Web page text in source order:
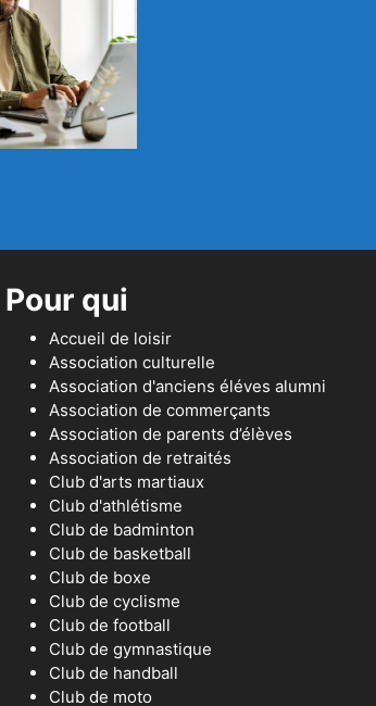
Pour qui
Accueil de loisir
Association culturelle
Association d'anciens éléves alumni
Association de commerçants
Association de parents d’élèves
Association de retraités
Club d'arts martiaux
Club d'athlétisme
Club de badminton
Club de basketball
Club de boxe
Club de cyclisme
Club de football
Club de gymnastique
Club de handball
Club de moto